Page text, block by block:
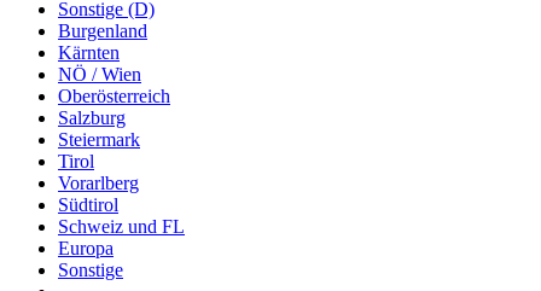
Sonstige (D)
Burgenland
Kärnten
NÖ / Wien
Oberösterreich
Salzburg
Steiermark
Tirol
Vorarlberg
Südtirol
Schweiz und FL
Europa
Sonstige